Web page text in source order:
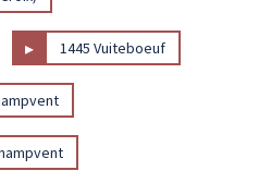
▸ 1445 Vuiteboeuf